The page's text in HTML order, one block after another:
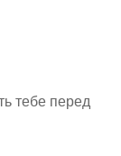
тебе перед